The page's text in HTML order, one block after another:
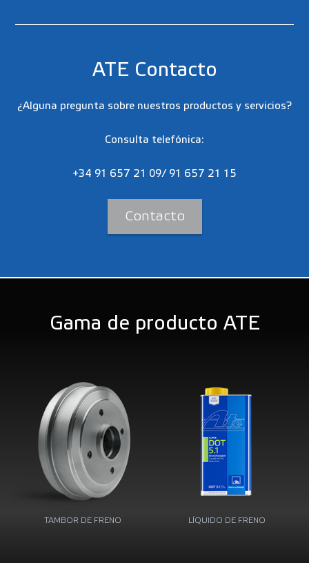
ATE Contacto
¿Alguna pregunta sobre nuestros productos y servicios?
Consulta telefónica:
+34 91 657 21 09/ 91 657 21 15
Contacto
Gama de producto ATE
TAMBOR DE FRENO LÍQUIDO DE FRENO